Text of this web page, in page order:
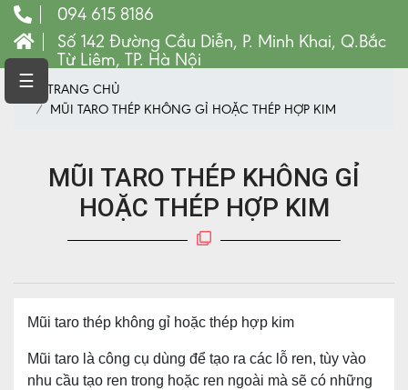
094 615 8186
Số 142 Đường Cầu Diễn, P. Minh Khai, Q.Bắc
Từ Liêm, TP. Hà Nội
☰TRANG
CHỦ
TƯ
MÁY
TRANG CHỦ
MŨI TARO THÉP KHÔNG GỈ HOẶC THÉP HỢP KIM
MŨI TARO THÉP KHÔNG GỈ
HOẶC THÉP HỢP KIM
Mũi taro thép không gỉ hoặc thép hợp kim
Mũi taro là công cụ dùng để tạo ra các lỗ ren, tùy vào
nhu cầu tạo ren trong hoặc ren ngoài mà sẽ có những